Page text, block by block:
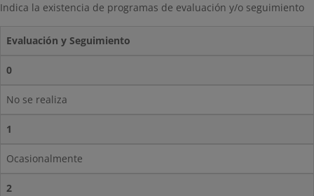
Indica la existencia de programas de evaluación y/o seguimiento
Evaluación y Seguimiento
0
No se realiza
1
Ocasionalmente
2